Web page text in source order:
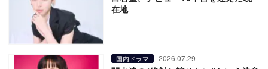
在地
国内ドラマ 2026.07.29